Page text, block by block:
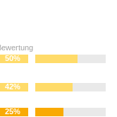
50%
42%
25%